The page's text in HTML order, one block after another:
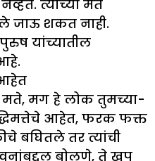
त्यांच्या मते
जाऊ शकत नाही.
यांच्यातील
मते, मग हे लोक तुमच्या-
आहेत, फरक फक्त
बघितले तर त्यांची
बोलणे, ते खूप